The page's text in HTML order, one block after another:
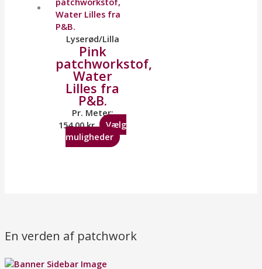
Lyserød/Lilla
Pink
patchworkstof,
Water
Lilles fra
P&B.
Pr. Meter:
154,00kr.
Vælg
muligheder
En verden af patchwork